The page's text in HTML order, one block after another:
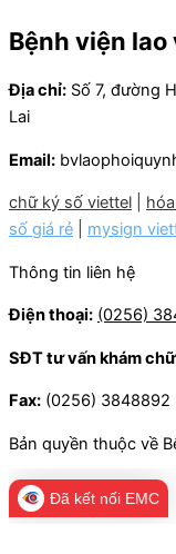
Bệnh viện
Địa chỉ: Số 7, đường
Lai
Email:
chữ ký số viettel
số giá rẻ
mysign
Thông tin liên hệ
Điện thoại: (0256)
SĐT tư vấn khám
Fax: (0256) 3848892
Bản quyền thuộc về
Đã kết nối EMC